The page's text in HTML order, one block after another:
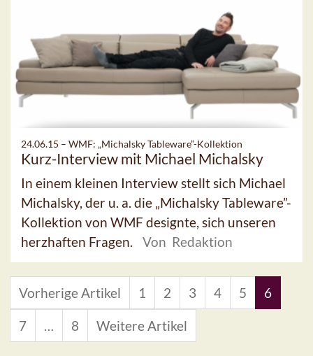
24.06.15 – WMF: „Michalsky Tableware”-Kollektion
Kurz-Interview mit Michael Michalsky
In einem kleinen Interview stellt sich Michael
Michalsky, der u. a. die „Michalsky Tableware”-
Kollektion von WMF designte, sich unseren
herzhaften Fragen.
Von Redaktion
Vorherige Artikel 1 2 3 4 5 6
7 … 8 Weitere Artikel